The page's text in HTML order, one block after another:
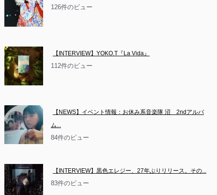
126件のビュー
【INTERVIEW】YOKO.T『La Vida』
112件のビュー
【NEWS】イベント情報：お休み系音楽隊 沼　2ndアルバ
ム...
84件のビュー
【INTERVIEW】黒色エレジー、27年ぶりリリース。その...
83件のビュー